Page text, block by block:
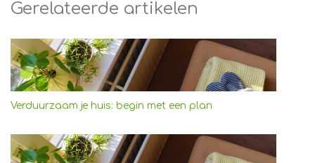
Gerelateerde artikelen
Verduurzaam je huis: begin met een plan